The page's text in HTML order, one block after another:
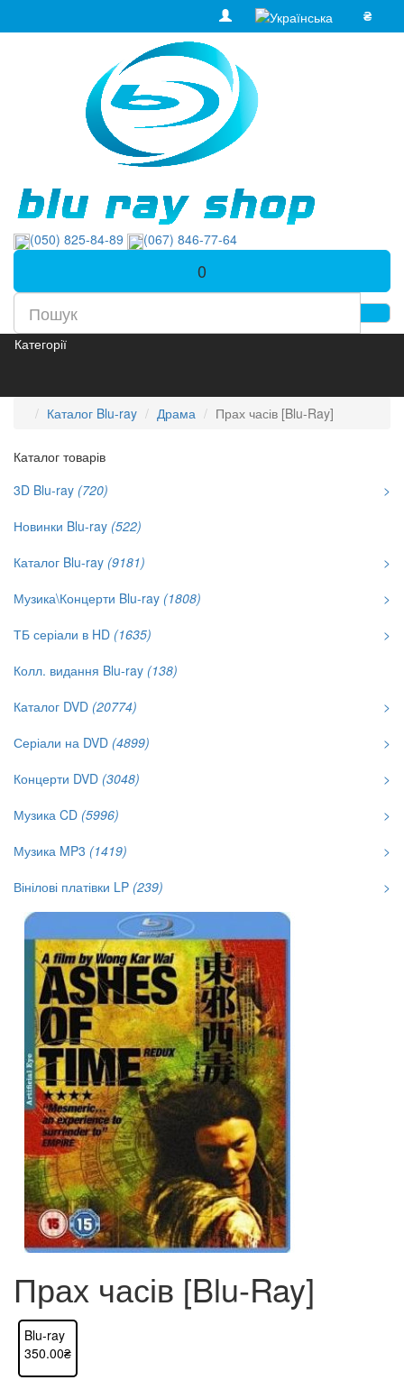
₴
(050) 825-84-89 (067) 846-77-64
0
Категорії
Каталог Blu-ray Драма Прах часів [Blu-Ray]
Каталог товарів
3D Blu-ray (720)
>
Новинки Blu-ray (522)
Каталог Blu-ray (9181)
>
Музика\Концерти Blu-ray (1808)
>
ТБ серіали в HD (1635)
>
Колл. видання Blu-ray (138)
Каталог DVD (20774)
>
Серіали на DVD (4899)
>
Концерти DVD (3048)
>
Музика CD (5996)
>
Музика MP3 (1419)
>
Вінілові платівки LP (239) >
Прах часів [Blu-Ray]
Blu-ray
350.00₴